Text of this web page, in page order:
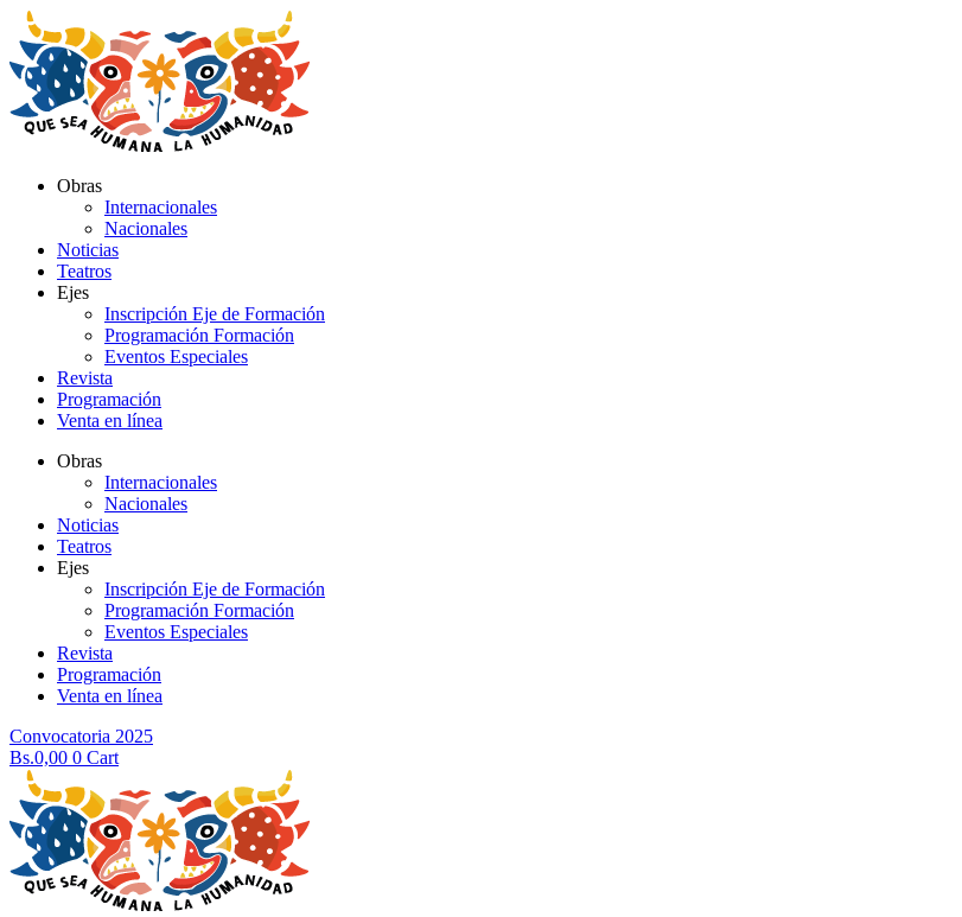
al
contenido
Obras
Internacionales
Nacionales
Noticias
Teatros
Ejes
Inscripción Eje de Formación
Programación Formación
Eventos Especiales
Revista
Programación
Venta en línea
Obras
Internacionales
Nacionales
Noticias
Teatros
Ejes
Inscripción Eje de Formación
Programación Formación
Eventos Especiales
Revista
Programación
Venta en línea
Convocatoria 2025
Bs.0,00 0 Cart